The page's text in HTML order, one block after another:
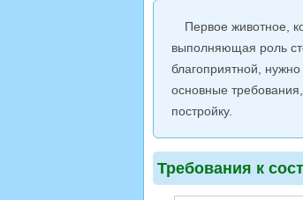
Первое животное,
выполняющая роль
благоприятной,
основные
постройку.
Требования к